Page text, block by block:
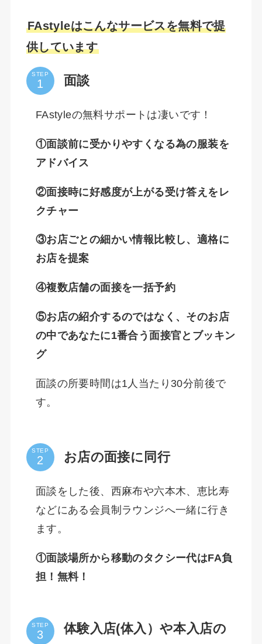
FAstyleはこんなサービスを無料で提
供しています
STEP 面談
FAstyleの無料サポートは凄いです！
①面談前に受かりやすくなる為の服装を
アドバイス
②面接時に好感度が上がる受け答えをレ
クチャー
③お店ごとの細かい情報比較し、適格に
お店を提案
④複数店舗の面接を一括予約
⑤お店の紹介するのではなく、そのお店
の中であなたに1番合う面接官とブッキン
グ
面談の所要時間は1人当たり30分前後で
す。
STEP お店の面接に同行
面談をした後、西麻布や六本木、恵比寿
などにある会員制ラウンジへ一緒に行き
ます。
①面談場所から移動のタクシー代はFA負
担！無料！
STEP
体験入店(体入）や本入店の